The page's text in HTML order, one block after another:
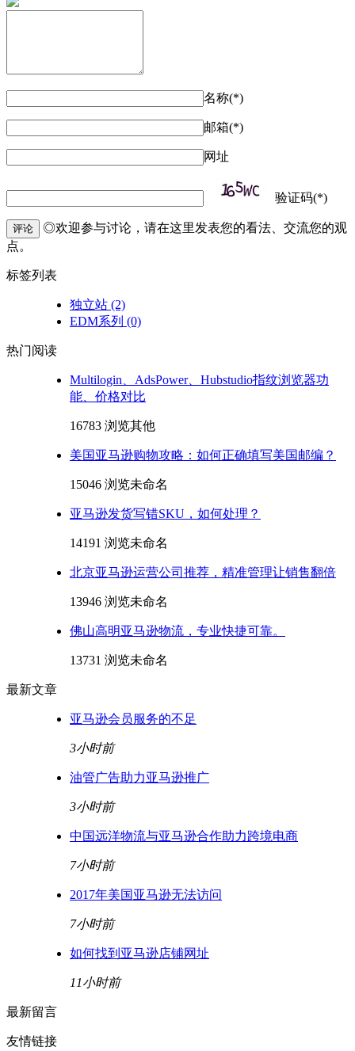
名称(*)
邮箱(*)
网址
验证码(*)
评论
◎欢迎参与讨论，请在这里发表您的看法、交流您的观
点。
标签列表
独立站 (2)
EDM系列 (0)
热门阅读
Multilogin、AdsPower、Hubstudio指纹浏览器功
能、价格对比
16783 浏览其他
美国亚马逊购物攻略：如何正确填写美国邮编？
15046 浏览未命名
亚马逊发货写错SKU，如何处理？
14191 浏览未命名
北京亚马逊运营公司推荐，精准管理让销售翻倍
13946 浏览未命名
佛山高明亚马逊物流，专业快捷可靠。
13731 浏览未命名
最新文章
亚马逊会员服务的不足
3小时前
油管广告助力亚马逊推广
3小时前
中国远洋物流与亚马逊合作助力跨境电商
7小时前
2017年美国亚马逊无法访问
7小时前
如何找到亚马逊店铺网址
11小时前
最新留言
友情链接